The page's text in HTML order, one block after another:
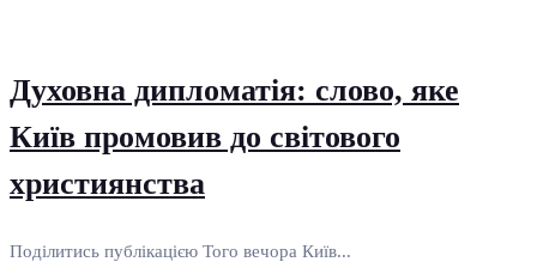
Духовна дипломатія: слово, яке
Київ промовив до світового
християнства
Поділитись публікацією Того вечора Київ...